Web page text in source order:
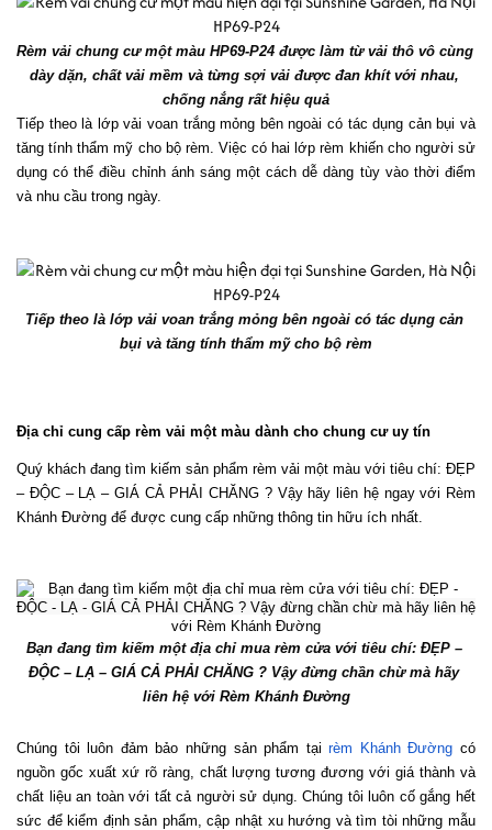
Rèm vải chung cư một màu HP69-P24 được làm từ vải thô vô cùng
dày dặn, chất vải mềm và từng sợi vải được đan khít với nhau,
chống nắng rất hiệu quả
Tiếp theo là lớp vải voan trắng mỏng bên ngoài có tác dụng cản bụi và
tăng tính thẩm mỹ cho bộ rèm. Việc có hai lớp rèm khiến cho người sử
dụng có thể điều chỉnh ánh sáng một cách dễ dàng tùy vào thời điểm
và nhu cầu trong ngày.
Tiếp theo là lớp vải voan trắng mỏng bên ngoài có tác dụng cản
bụi và tăng tính thẩm mỹ cho bộ rèm
Địa chỉ cung cấp rèm vải một màu dành cho chung cư uy tín
Quý khách đang tìm kiếm sản phẩm rèm vải một màu với tiêu chí: ĐẸP
– ĐỘC – LẠ – GIÁ CẢ PHẢI CHĂNG ? Vậy hãy liên hệ ngay với Rèm
Khánh Đường để được cung cấp những thông tin hữu ích nhất.
Bạn đang tìm kiếm một địa chỉ mua rèm cửa với tiêu chí: ĐẸP –
ĐỘC – LẠ – GIÁ CẢ PHẢI CHĂNG ? Vậy đừng chần chừ mà hãy
liên hệ với Rèm Khánh Đường
Chúng tôi luôn đảm bảo những sản phẩm tại rèm Khánh Đường có
nguồn gốc xuất xứ rõ ràng, chất lượng tương đương với giá thành và
chất liệu an toàn với tất cả người sử dụng. Chúng tôi luôn cố gắng hết
sức để kiểm định sản phẩm, cập nhật xu hướng và tìm tòi những mẫu